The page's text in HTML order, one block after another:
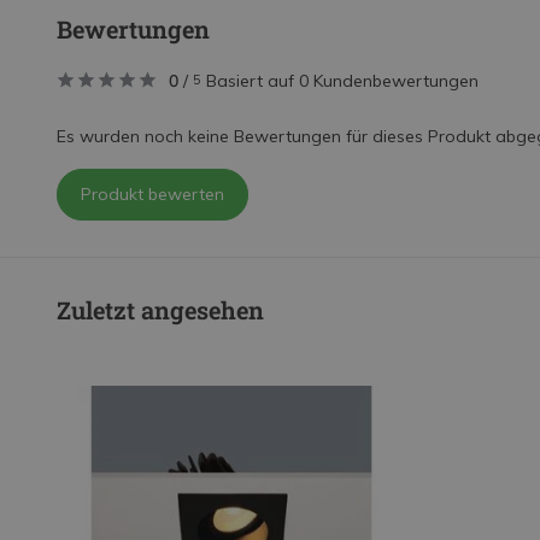
Bewertungen
0 / 5 Basiert auf 0 Kundenbewertungen
Es wurden noch keine Bewertungen für dieses Produkt
Produkt bewerten
Zuletzt angesehen